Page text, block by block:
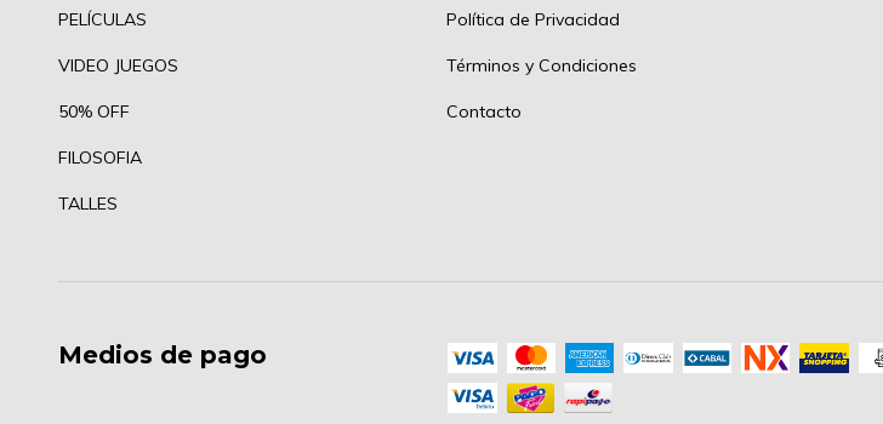
PELÍCULAS
VIDEO JUEGOS
50% OFF
FILOSOFIA
TALLES
Política de Privacidad
Términos y Condiciones
Contacto
Medios de pago